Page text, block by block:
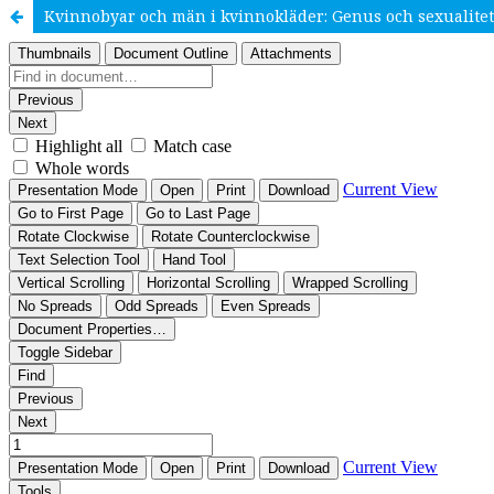
Kvinnobyar och män i kvinnokläder: Genus och